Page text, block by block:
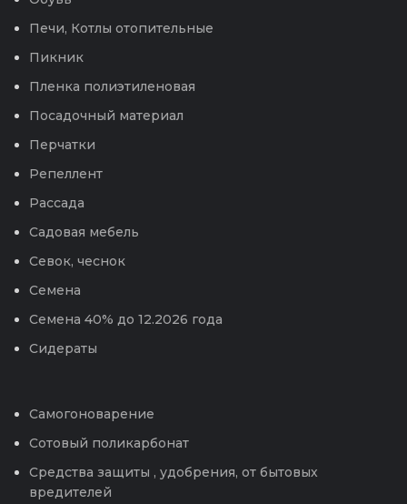
Печи, Котлы отопительные
Пикник
Пленка полиэтиленовая
Посадочный материал
Перчатки
Репеллент
Рассада
Садовая мебель
Севок, чеснок
Семена
Семена 40% до 12.2026 года
Сидераты
Самогоноварение
Сотовый поликарбонат
Средства защиты , удобрения, от бытовых
вредителей